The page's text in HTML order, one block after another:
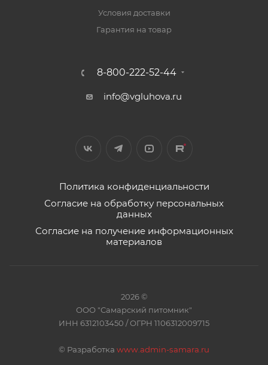
Условия доставки
Гарантия на товар
8-800-222-52-44
info@vgluhova.ru
Политика конфиденциальности
Согласие на обработку персональных
данных
Согласие на получение информационных
материалов
2026 ©
ООО "Самарский питомник"
ИНН 6312103450 / ОГРН 1106312009715
© Разработка www.admin-samara.ru